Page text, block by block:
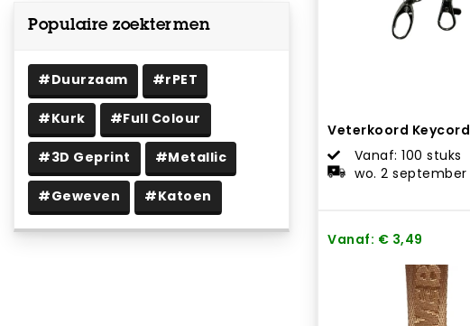
Populaire zoektermen
#Duurzaam #rPET
#Kurk #Full Colour
#3D Geprint #Metallic
#Geweven #Katoen
Veterkoord Keycord
Vanaf: 100 stuks
wo. 2 september
Vanaf: € 3,49